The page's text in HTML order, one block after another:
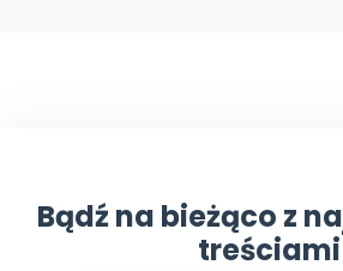
Bądź na bieżąco z
treściami